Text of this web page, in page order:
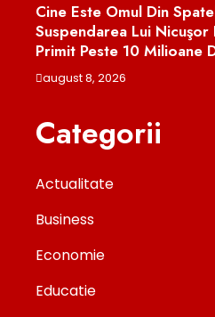
Cine Este Omul Din
Suspendarea Lui Nicuşor
Primit Peste 10 Milioane
august 8, 2026
Categorii
Actualitate
Business
Economie
Educatie